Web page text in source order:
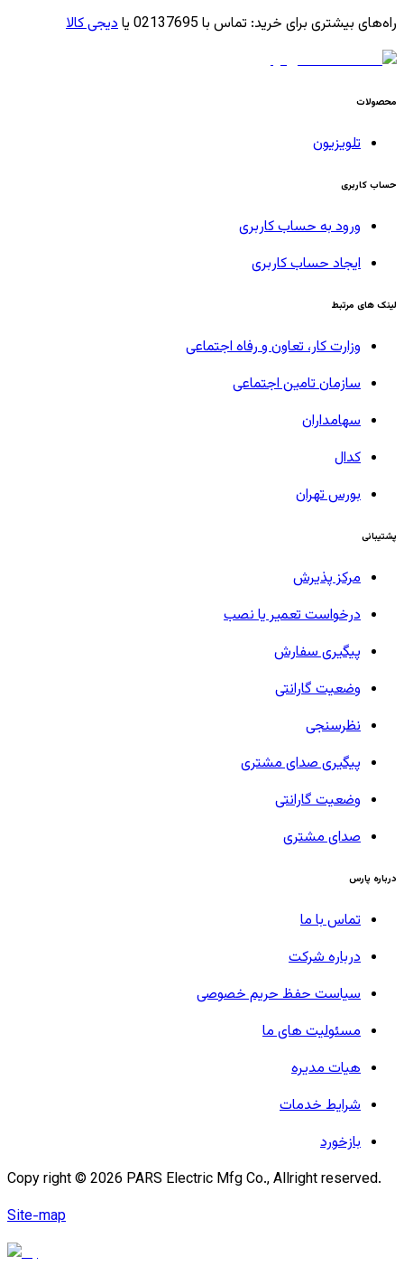
راه‌های بیشتری برای خرید: تماس با 02137695 یا دیجی کالا
محصولات
تلویزیون
حساب کاربری
ورود به حساب کاربری
ایجاد حساب کاربری
لینک های مرتبط
وزارت کار، تعاون و رفاه اجتماعی
سازمان تامین اجتماعی
سهامداران
کدال
بورس تهران
پشتیبانی
مرکز پذیرش
درخواست تعمیر یا نصب
پیگیری سفارش
وضعیت گارانتی
نظرسنجی
پیگیری صدای مشتری
وضعیت گارانتی
صدای مشتری
درباره پارس
تماس با ما
درباره شرکت
سیاست حفظ حریم خصوصی
مسئولیت های ما
هیات مدیره
شرایط خدمات
بازخورد
Copy right © 2026 PARS Electric Mfg Co., Allright reserved.
Site-map